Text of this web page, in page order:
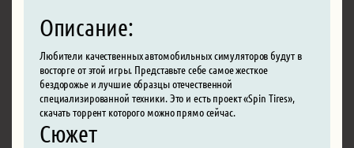
Описание:
Любители качественных автомобильных симуляторов будут в
восторге от этой игры. Представьте себе самое жесткое
бездорожье и лучшие образцы отечественной
специализированной техники. Это и есть проект «Spin Tires»,
скачать торрент которого можно прямо сейчас.
Сюжет